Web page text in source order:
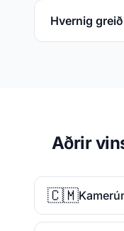
Hvernig
Aðrir
🇨🇲